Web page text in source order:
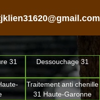
31 Dessouchage 31
Traitement anti chenille
31 Haute-Garonne